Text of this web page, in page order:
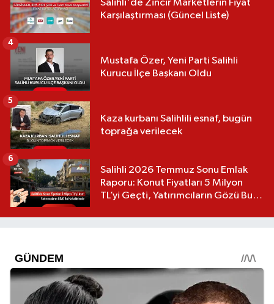
Salihli'de Zincir Marketlerin Fiyat
Karşılaştırması (Güncel Liste)
Mustafa Özer, Yeni Parti Salihli
Kurucu İlçe Başkanı Oldu
4
Kaza kurbanı Salihlili esnaf, bugün
toprağa verilecek
5
Salihli 2026 Temmuz Sonu Emlak
Raporu: Konut Fiyatları 5 Milyon
TL’yi Geçti, Yatırımcıların Gözü Bu
6